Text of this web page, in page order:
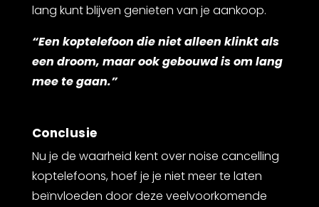
lang kunt blijven genieten van je aankoop.
“Een koptelefoon die niet alleen klinkt als
een droom, maar ook gebouwd is om lang
mee te gaan.”
Conclusie
Nu je de waarheid kent over noise cancelling
koptelefoons, hoef je je niet meer te laten
beïnvloeden door deze veelvoorkomende